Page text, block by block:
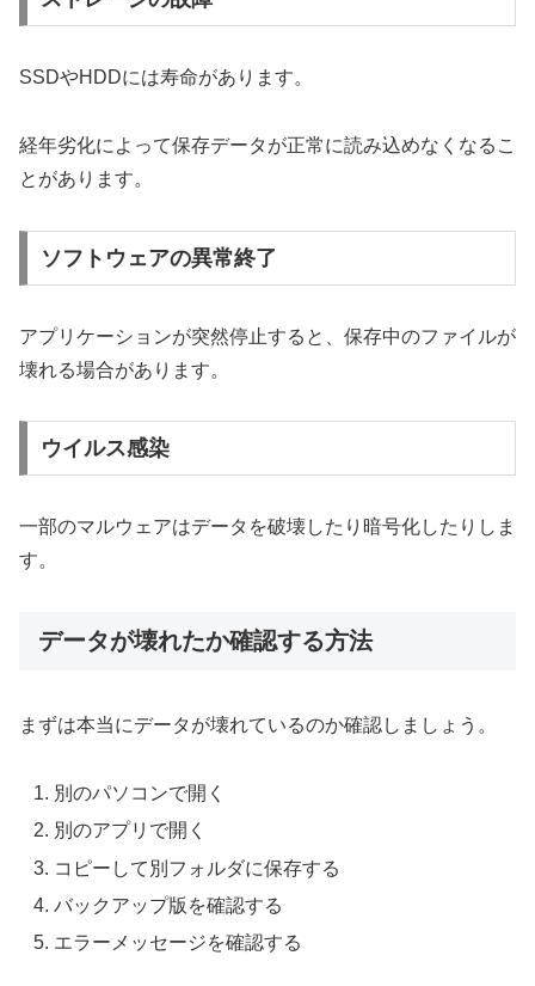
SSDやHDDには寿命があります。
経年劣化によって保存データが正常に読み込めなくなるこ
とがあります。
ソフトウェアの異常終了
アプリケーションが突然停止すると、保存中のファイルが
壊れる場合があります。
ウイルス感染
一部のマルウェアはデータを破壊したり暗号化したりしま
す。
データが壊れたか確認する方法
まずは本当にデータが壊れているのか確認しましょう。
別のパソコンで開く
別のアプリで開く
コピーして別フォルダに保存する
バックアップ版を確認する
エラーメッセージを確認する